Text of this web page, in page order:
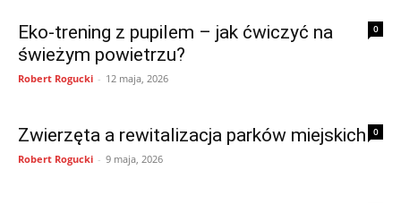
0
Eko-trening z pupilem – jak ćwiczyć na
świeżym powietrzu?
Robert Rogucki - 12 maja, 2026
0
Zwierzęta a rewitalizacja parków miejskich
Robert Rogucki - 9 maja, 2026